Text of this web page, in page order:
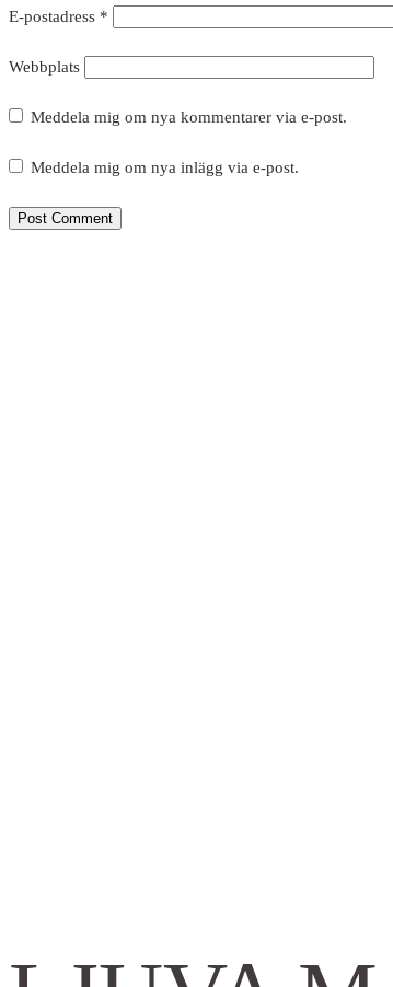
E-postadress *
Webbplats
Meddela mig om nya kommentarer via e-post.
Meddela mig om nya inlägg via e-post.